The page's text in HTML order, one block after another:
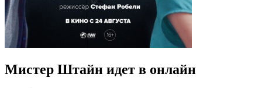
Мистер Штайн идет в онлайн